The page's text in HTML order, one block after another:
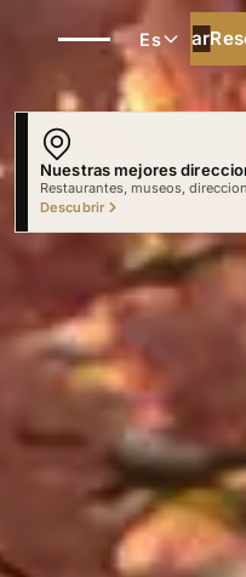
Es
Reservar
Nuestras mejores
Descubrir